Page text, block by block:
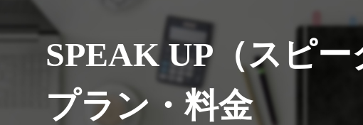
SPEAK UP（スピ
プラン・料金